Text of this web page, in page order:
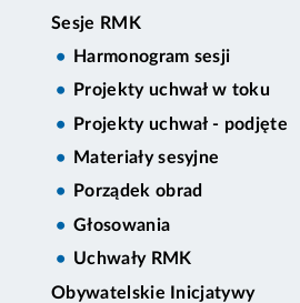
Sesje RMK
Harmonogram sesji
Projekty uchwał w toku
Projekty uchwał - podjęte
Materiały sesyjne
Porządek obrad
Głosowania
Uchwały RMK
Obywatelskie Inicjatywy